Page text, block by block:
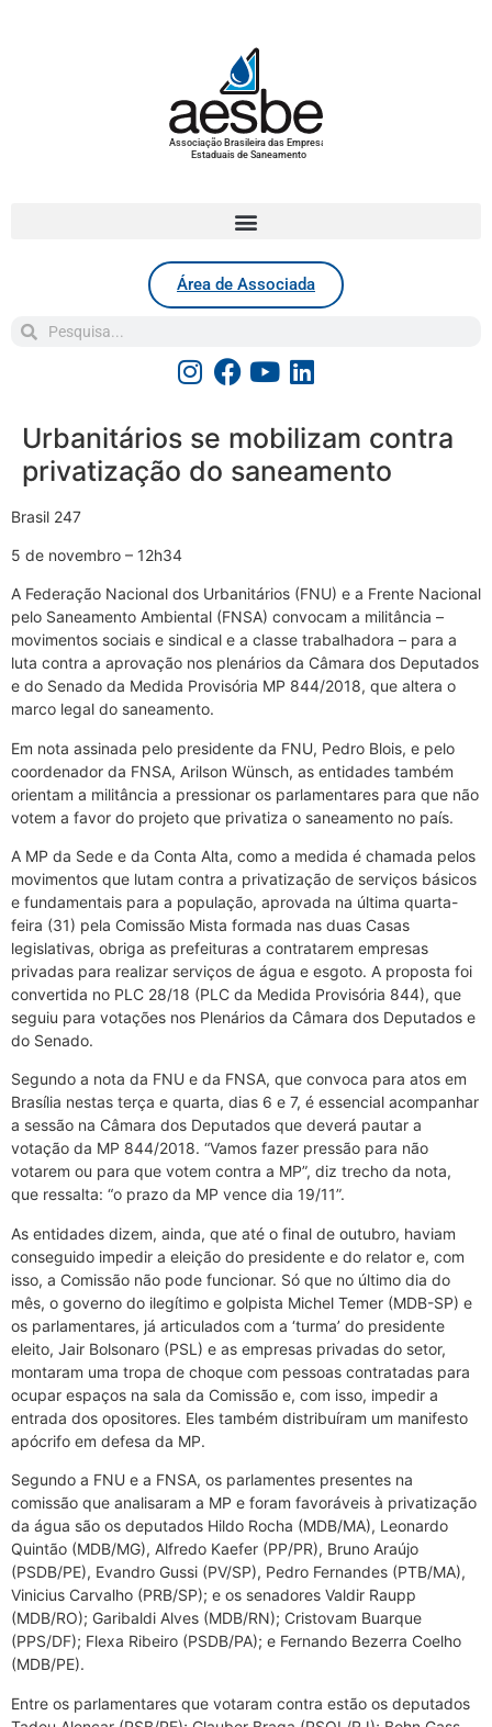
Associação Brasileira das Empresas
Estaduais de Saneamento
Área de Associada
Urbanitários se mobilizam contra
privatização do saneamento
Brasil 247
5 de novembro – 12h34
A Federação Nacional dos Urbanitários (FNU) e a Frente Nacional
pelo Saneamento Ambiental (FNSA) convocam a militância –
movimentos sociais e sindical e a classe trabalhadora – para a
luta contra a aprovação nos plenários da Câmara dos Deputados
e do Senado da Medida Provisória MP 844/2018, que altera o
marco legal do saneamento.
Em nota assinada pelo presidente da FNU, Pedro Blois, e pelo
coordenador da FNSA, Arilson Wünsch, as entidades também
orientam a militância a pressionar os parlamentares para que não
votem a favor do projeto que privatiza o saneamento no país.
A MP da Sede e da Conta Alta, como a medida é chamada pelos
movimentos que lutam contra a privatização de serviços básicos
e fundamentais para a população, aprovada na última quarta-
feira (31) pela Comissão Mista formada nas duas Casas
legislativas, obriga as prefeituras a contratarem empresas
privadas para realizar serviços de água e esgoto. A proposta foi
convertida no PLC 28/18 (PLC da Medida Provisória 844), que
seguiu para votações nos Plenários da Câmara dos Deputados e
do Senado.
Segundo a nota da FNU e da FNSA, que convoca para atos em
Brasília nestas terça e quarta, dias 6 e 7, é essencial acompanhar
a sessão na Câmara dos Deputados que deverá pautar a
votação da MP 844/2018. “Vamos fazer pressão para não
votarem ou para que votem contra a MP”, diz trecho da nota,
que ressalta: “o prazo da MP vence dia 19/11”.
As entidades dizem, ainda, que até o final de outubro, haviam
conseguido impedir a eleição do presidente e do relator e, com
isso, a Comissão não pode funcionar. Só que no último dia do
mês, o governo do ilegítimo e golpista Michel Temer (MDB-SP) e
os parlamentares, já articulados com a ‘turma’ do presidente
eleito, Jair Bolsonaro (PSL) e as empresas privadas do setor,
montaram uma tropa de choque com pessoas contratadas para
ocupar espaços na sala da Comissão e, com isso, impedir a
entrada dos opositores. Eles também distribuíram um manifesto
apócrifo em defesa da MP.
Segundo a FNU e a FNSA, os parlamentes presentes na
comissão que analisaram a MP e foram favoráveis à privatização
da água são os deputados Hildo Rocha (MDB/MA), Leonardo
Quintão (MDB/MG), Alfredo Kaefer (PP/PR), Bruno Araújo
(PSDB/PE), Evandro Gussi (PV/SP), Pedro Fernandes (PTB/MA),
Vinicius Carvalho (PRB/SP); e os senadores Valdir Raupp
(MDB/RO); Garibaldi Alves (MDB/RN); Cristovam Buarque
(PPS/DF); Flexa Ribeiro (PSDB/PA); e Fernando Bezerra Coelho
(MDB/PE).
Entre os parlamentares que votaram contra estão os deputados